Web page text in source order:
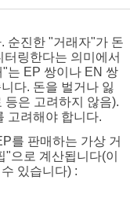
순진한 "거래자"가 돈
링한다는 의미에서
는 EP 쌍이나 EN 쌍
다. 돈을 벌거나 잃
등은 고려하지 않음).
고려해야 합니다.
를 판매하는 가상 거
으로 계산됩니다(이
있습니다) :